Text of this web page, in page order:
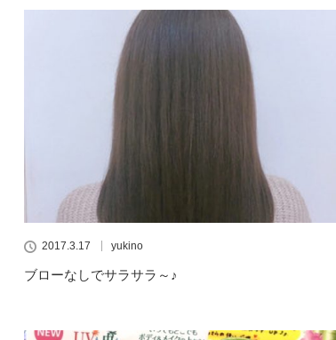
2017.3.17 yukino
ブローなしでサラサラ～♪